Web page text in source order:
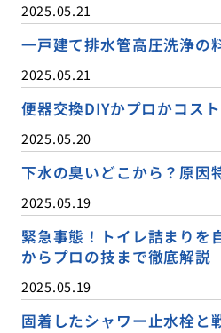
2025.05.21
一戸建て排水管高圧洗浄の
2025.05.21
便器交換DIYかプロかコス
2025.05.20
下水の臭いどこから？原因
2025.05.19
緊急事態！トイレ詰まりを
からプロの技まで徹底解説
2025.05.19
固着したシャワー止水栓と